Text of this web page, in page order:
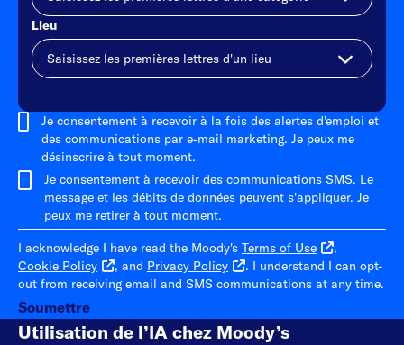
Lieu
Je consentement à recevoir à la fois des alertes d'emploi et
des communications par e-mail marketing. Je peux me
désinscrire à tout moment.
Je consentement à recevoir des communications SMS. Le
message et les débits de données peuvent s'appliquer. Je
peux me retirer à tout moment.
I acknowledge I have read the Moody's Terms of Use
,
Cookie Policy
, and Privacy Policy
. I understand I can opt-
out from receiving email and SMS communications at any time.
Soumettre
Utilisation de l’IA chez Moody’s